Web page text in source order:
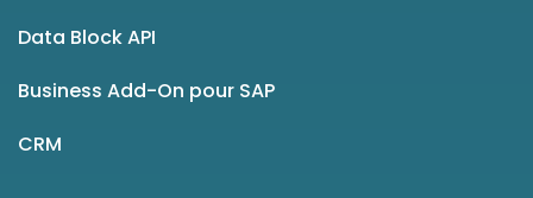
Data Block API
Business Add-On pour SAP
CRM